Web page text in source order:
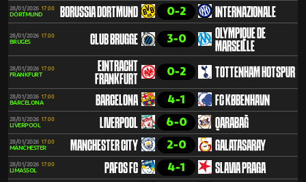
28/01/2026 17:00
DORTMUND BORUSSIA DORTMUND 0-2 INTERNAZIONALE
28/01/2026 17:00
BRUGES CLUB BRUGGE 3-0
OLYMPIQUE DE
MARSEILLE
28/01/2026 17:00
FRANKFURT
EINTRACHT
FRANKFURT
0-2 TOTTENHAM HOTSPUR
28/01/2026 17:00
BARCELONA BARCELONA 4-1 FC KØBENHAVN
28/01/2026 17:00
LIVERPOOL LIVERPOOL 6-0 QARABAĞ
28/01/2026 17:00
MANCHESTER MANCHESTER CITY 2-0 GALATASARAY
28/01/2026 17:00
LIMASSOL PAFOS FC 4-1 SLAVIA PRAGA